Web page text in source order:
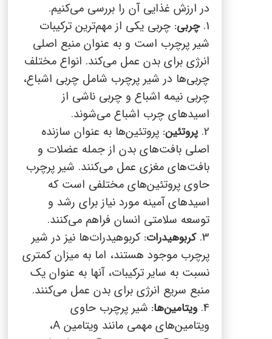
در ارزش غذایی آن را بررسی می‌کنیم.
1. چربی: چربی یکی از مهم‌ترین ترکیبات
شیر پرچرب است و به عنوان منبع اصلی
انرژی برای بدن عمل می‌کند. انواع مختلف
چربی‌ها در شیر پرچرب شامل چربی اشباع،
چربی نیمه اشباع و چربی ناشی از
اسیدهای چرب اشباع می‌شوند.
2. پروتئین: پروتئین‌ها به عنوان سازنده
اصلی بافت‌های بدن از جمله عضلات و
بافت‌های مغزی عمل می‌کنند. شیر پرچرب
حاوی پروتئین‌های مختلفی است که
اسیدهای آمینه مورد نیاز برای رشد و
توسعه سلامتی انسان فراهم می‌کنند.
3. کربوهیدرات: کربوهیدرات‌ها نیز در شیر
پرچرب موجود هستند، اما به میزان کمتری
نسبت به سایر ترکیبات، آنها به عنوان یک
منبع سریع انرژی برای بدن عمل می‌کنند.
4. ویتامین‌ها: شیر پرچرب حاوی
ویتامین‌های مهمی مانند ویتامینA،